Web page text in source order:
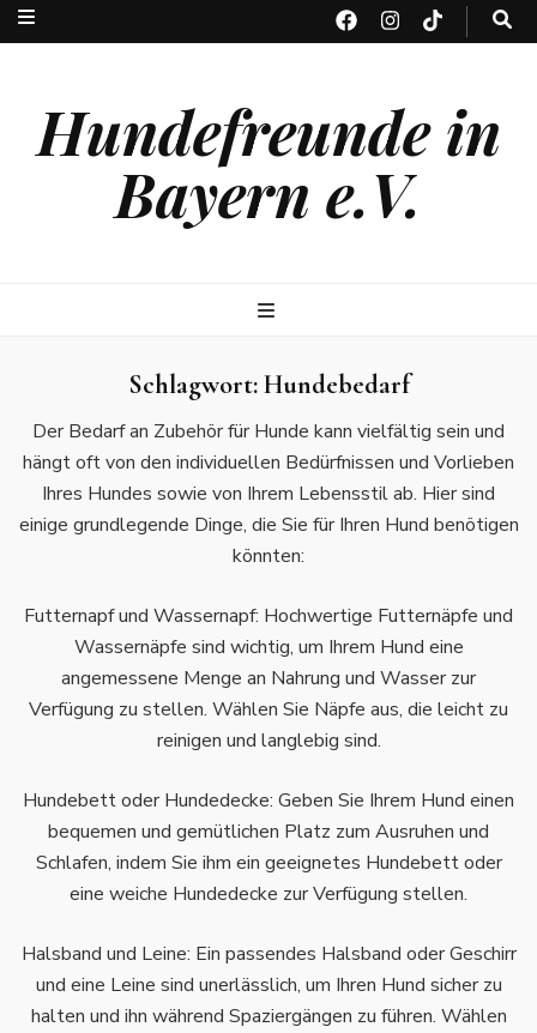
Hundefreunde in
Bayern e.V.
Schlagwort:Hundebedarf
Der Bedarf an Zubehör für Hunde kann vielfältig sein und
hängt oft von den individuellen Bedürfnissen und Vorlieben
Ihres Hundes sowie von Ihrem Lebensstil ab. Hier sind
einige grundlegende Dinge, die Sie für Ihren Hund benötigen
könnten:
Futternapf und Wassernapf: Hochwertige Futternäpfe und
Wassernäpfe sind wichtig, um Ihrem Hund eine
angemessene Menge an Nahrung und Wasser zur
Verfügung zu stellen. Wählen Sie Näpfe aus, die leicht zu
reinigen und langlebig sind.
Hundebett oder Hundedecke: Geben Sie Ihrem Hund einen
bequemen und gemütlichen Platz zum Ausruhen und
Schlafen, indem Sie ihm ein geeignetes Hundebett oder
eine weiche Hundedecke zur Verfügung stellen.
Halsband und Leine: Ein passendes Halsband oder Geschirr
und eine Leine sind unerlässlich, um Ihren Hund sicher zu
halten und ihn während Spaziergängen zu führen. Wählen